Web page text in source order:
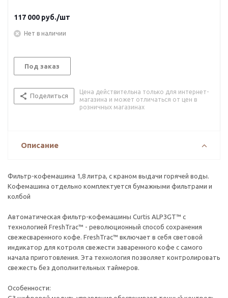
117 000 руб./шт
Нет в наличии
Под заказ
Поделиться
Цена действительна только для интернет-
магазина и может отличаться от цен в
розничных магазинах
Описание
Фильтр-кофемашина 1,8 литра, с краном выдачи горячей воды.
Кофемашина отдельно комплектуется бумажными фильтрами и
колбой
Автоматическая фильтр-кофемашины Curtis ALP3GT™ с
технологией FreshTrac™ - революционный способ сохранения
свежесваренного кофе. FreshTrac™ включает в себя световой
индикатор для котроля свежести заваренного кофе с самого
начала приготовления. Эта технология позволяет контролировать
свежесть без дополнительных таймеров.
Особенности: